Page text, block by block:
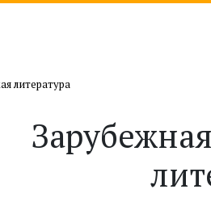
литература